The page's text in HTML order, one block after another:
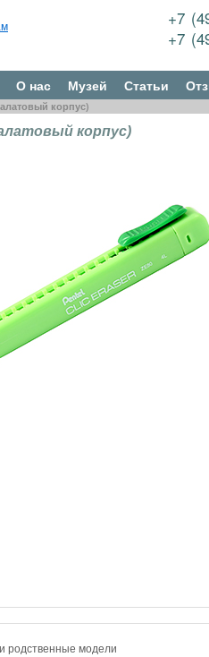
+7
+7
О нас Музей Статьи
корпус)
корпус)
родственные модели